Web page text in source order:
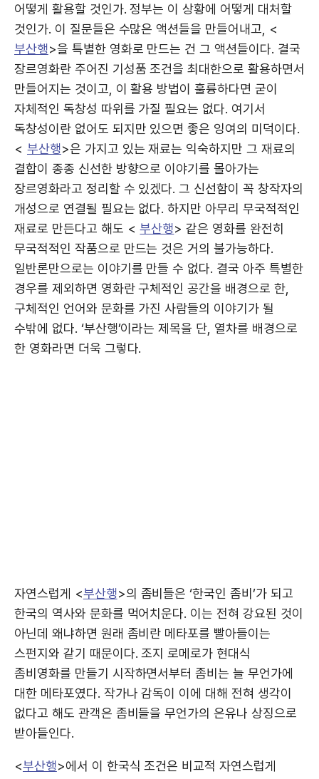
어떻게 활용할 것인가. 정부는 이 상황에 어떻게 대처할
것인가. 이 질문들은 수많은 액션들을 만들어내고, <
부산행>을 특별한 영화로 만드는 건 그 액션들이다. 결국
장르영화란 주어진 기성품 조건을 최대한으로 활용하면서
만들어지는 것이고, 이 활용 방법이 훌륭하다면 굳이
자체적인 독창성 따위를 가질 필요는 없다. 여기서
독창성이란 없어도 되지만 있으면 좋은 잉여의 미덕이다.
< 부산행>은 가지고 있는 재료는 익숙하지만 그 재료의
결합이 종종 신선한 방향으로 이야기를 몰아가는
장르영화라고 정리할 수 있겠다. 그 신선함이 꼭 창작자의
개성으로 연결될 필요는 없다. 하지만 아무리 무국적적인
재료로 만든다고 해도 < 부산행> 같은 영화를 완전히
무국적적인 작품으로 만드는 것은 거의 불가능하다.
일반론만으로는 이야기를 만들 수 없다. 결국 아주 특별한
경우를 제외하면 영화란 구체적인 공간을 배경으로 한,
구체적인 언어와 문화를 가진 사람들의 이야기가 될
수밖에 없다. ‘부산행’이라는 제목을 단, 열차를 배경으로
한 영화라면 더욱 그렇다.
자연스럽게 <부산행>의 좀비들은 ‘한국인 좀비’가 되고
한국의 역사와 문화를 먹어치운다. 이는 전혀 강요된 것이
아닌데 왜냐하면 원래 좀비란 메타포를 빨아들이는
스펀지와 같기 때문이다. 조지 로메로가 현대식
좀비영화를 만들기 시작하면서부터 좀비는 늘 무언가에
대한 메타포였다. 작가나 감독이 이에 대해 전혀 생각이
없다고 해도 관객은 좀비들을 무언가의 은유나 상징으로
받아들인다.
<부산행>에서 이 한국식 조건은 비교적 자연스럽게